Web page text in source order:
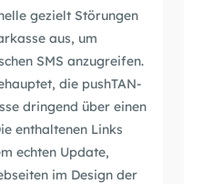
gezielt Störungen
aus, um
SMS anzugreifen.
die pushTAN-
dringend über einen
enthaltenen Links
echten Update,
im Design der